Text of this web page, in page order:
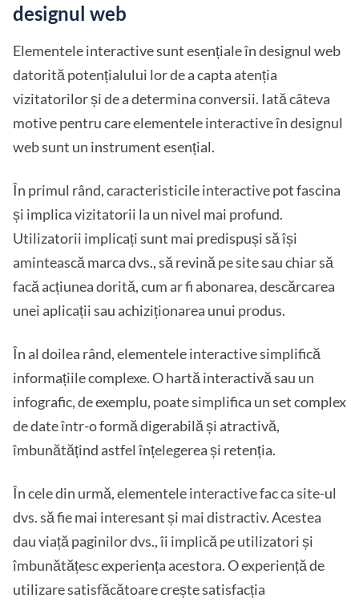
designul web
Elementele interactive sunt esențiale în designul web
datorită potențialului lor de a capta atenția
vizitatorilor și de a determina conversii. Iată câteva
motive pentru care elementele interactive în designul
web sunt un instrument esențial.
În primul rând, caracteristicile interactive pot fascina
și implica vizitatorii la un nivel mai profund.
Utilizatorii implicați sunt mai predispuși să își
amintească marca dvs., să revină pe site sau chiar să
facă acțiunea dorită, cum ar fi abonarea, descărcarea
unei aplicații sau achiziționarea unui produs.
În al doilea rând, elementele interactive simplifică
informațiile complexe. O hartă interactivă sau un
infografic, de exemplu, poate simplifica un set complex
de date într-o formă digerabilă și atractivă,
îmbunătățind astfel înțelegerea și retenția.
În cele din urmă, elementele interactive fac ca site-ul
dvs. să fie mai interesant și mai distractiv. Acestea
dau viață paginilor dvs., îi implică pe utilizatori și
îmbunătățesc experiența acestora. O experiență de
utilizare satisfăcătoare crește satisfacția